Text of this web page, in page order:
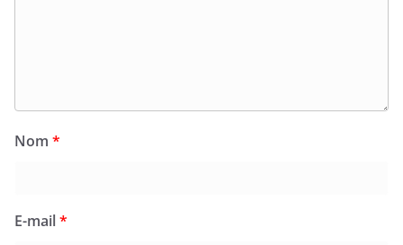
Nom *
E-mail*